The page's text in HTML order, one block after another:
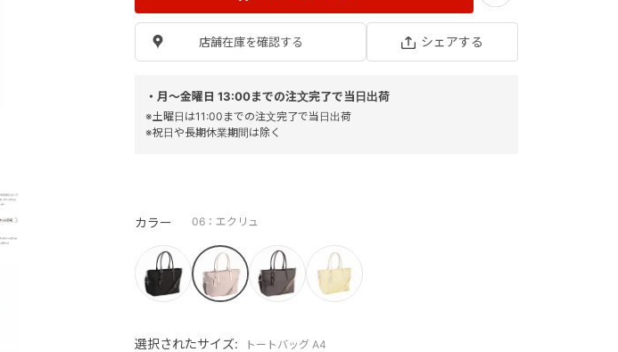
選択されたサイズ: トートバッグ A4
カラー 06：エクリュ
・月～金曜日 13:00までの注文完了で当日出荷
※土曜日は11:00までの注文完了で当日出荷
※祝日や長期休業期間は除く
店舗在庫を確認する シェアする